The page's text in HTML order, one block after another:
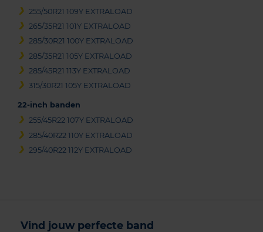
255/50R21 109Y EXTRALOAD
265/35R21 101Y EXTRALOAD
285/30R21 100Y EXTRALOAD
285/35R21 105Y EXTRALOAD
285/45R21 113Y EXTRALOAD
315/30R21 105Y EXTRALOAD
22-inch banden
255/45R22 107Y EXTRALOAD
285/40R22 110Y EXTRALOAD
295/40R22 112Y EXTRALOAD
Vind jouw perfecte band